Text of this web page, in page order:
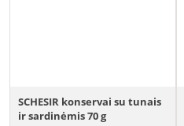
SCHESIR konservai su tunais
ir sardinėmis 70 g